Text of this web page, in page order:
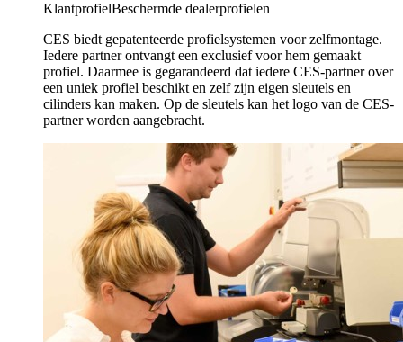
KlantprofielBeschermde dealerprofielen
CES biedt gepatenteerde profielsystemen voor zelfmontage.
Iedere partner ontvangt een exclusief voor hem gemaakt
profiel. Daarmee is gegarandeerd dat iedere CES-partner over
een uniek profiel beschikt en zelf zijn eigen sleutels en
cilinders kan maken. Op de sleutels kan het logo van de CES-
partner worden aangebracht.